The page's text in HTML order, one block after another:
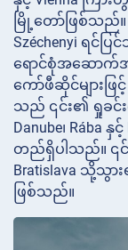
မြို့တော်ဖြစ်သည်
Széchenyi ရင်
ရောင်စုံအဆောက်
ကော်ဖီဆိုင်များဖ
သည် ၎င်း၏ ရှုခင်
Danube၊ Rába
တည်ရှိပါသည်။ ၎
Bratislava သို့သွ
ဖြစ်သည်။